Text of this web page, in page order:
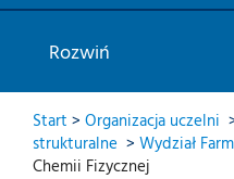
Rozwiń
Start > Organizacja uczelni
strukturalne > Wydział
Chemii Fizycznej